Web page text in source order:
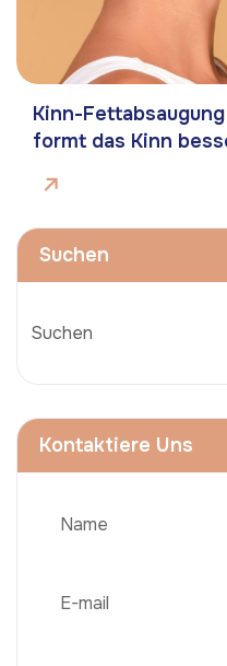
Kinn-
formt das Kinn
Suchen
Kontaktiere Uns